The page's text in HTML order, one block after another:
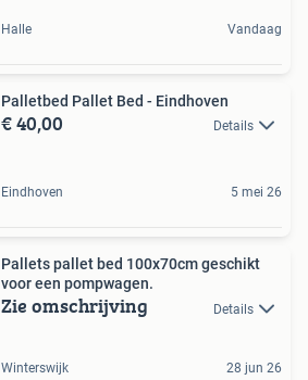
Halle Vandaag
Palletbed Pallet Bed - Eindhoven
€ 40,00 Details
Eindhoven 5 mei 26
Pallets pallet bed 100x70cm geschikt
voor een pompwagen.
Zie omschrijving Details
Winterswijk 28 jun 26